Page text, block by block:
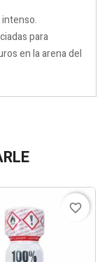
para
en la arena del
favorite_border